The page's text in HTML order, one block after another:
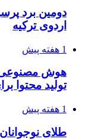
دومین برد
اردوی ترکیه
1 هفته پیش
هوش مصنوعی
تولید محتوا
1 هفته پیش
طلای